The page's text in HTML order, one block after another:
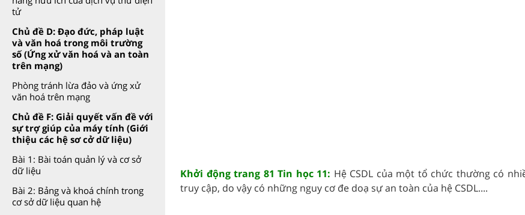
tử
Chủ đề D: Đạo đức, pháp luật
và văn hoá trong môi trường
số (Ứng xử văn hoá và an toàn
trên mạng)
Phòng tránh lừa đảo và ứng xử
văn hoá trên mạng
Chủ đề F: Giải quyết vấn đề với
sự trợ giúp của máy tính (Giới
thiệu các hệ sơ cở dữ liệu)
Bài 1: Bài toán quản lý và cơ sở
dữ liệu
Bài 2: Bảng và khoá chính trong
cơ sở dữ liệu quan hệ
Khởi động trang 81 Tin học 11: Hệ CSDL của một tổ chức thường có
truy cập, do vậy có những nguy cơ đe doạ sự an toàn của hệ CSDL....